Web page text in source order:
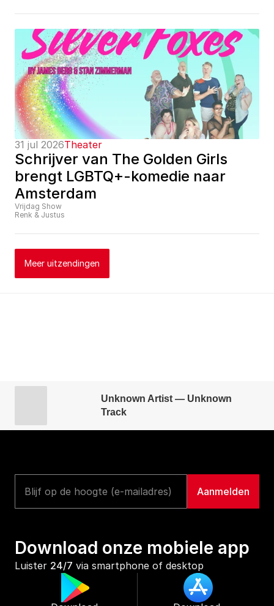
31 jul 2026Theater
Schrijver van The Golden Girls
brengt LGBTQ+-komedie naar
Amsterdam
Vrijdag Show
Renk & Justus
Meer uitzendingen
Unknown Artist — Unknown
Track
Download onze mobiele app
Luister 24/7 via smartphone of desktop